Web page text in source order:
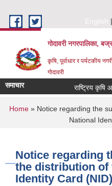
English
गोदावरी नगरपालिका,
कृषि, पूर्वाधार र पर्यटकीय
गोदावरी
समाचार
You are here
Home » Notice regarding the
National
Notice regarding
the distribution of
Identity Card